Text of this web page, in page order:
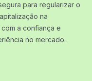
para regularizar o
na
a confiança e
no mercado.